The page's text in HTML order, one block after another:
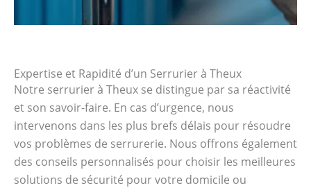
Expertise et Rapidité d’un Serrurier à Theux
Notre serrurier à Theux se distingue par sa réactivité
et son savoir-faire. En cas d’urgence, nous
intervenons dans les plus brefs délais pour résoudre
vos problèmes de serrurerie. Nous offrons également
des conseils personnalisés pour choisir les meilleures
solutions de sécurité pour votre domicile ou